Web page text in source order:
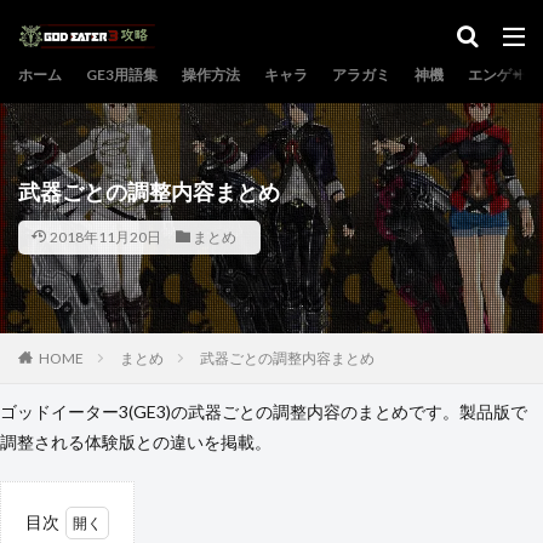
ホーム GE3用語集 操作方法 キャラ アラガミ 神機 エンゲージ
武器ごとの調整内容まとめ
2018年11月20日 まとめ
HOME まとめ 武器ごとの調整内容まとめ
ゴッドイーター3(GE3)の武器ごとの調整内容のまとめです。製品版で
調整される体験版との違いを掲載。
目次
カテゴリー
検索